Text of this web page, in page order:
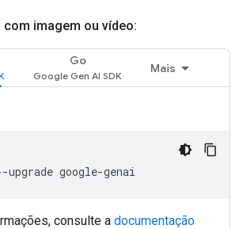
com imagem ou vídeo:
Go
Mais
google-genai
consulte a documentação